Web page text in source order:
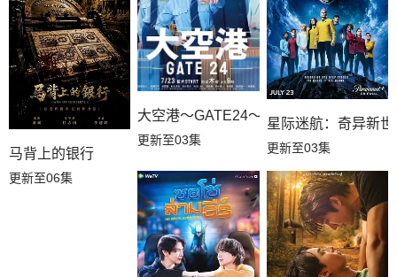
马背上的银行
更新至06集
大空港～GATE24～
更新至03集
星际迷航：奇异新
更新至03集